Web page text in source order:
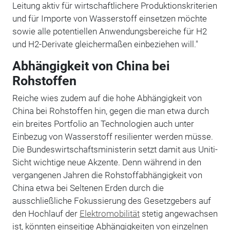
Leitung aktiv für wirtschaftlichere Produktionskriterien
und für Importe von Wasserstoff einsetzen möchte
sowie alle potentiellen Anwendungsbereiche für H2
und H2-Derivate gleichermaßen einbeziehen will."
Abhängigkeit von China bei
Rohstoffen
Reiche wies zudem auf die hohe Abhängigkeit von
China bei Rohstoffen hin, gegen die man etwa durch
ein breites Portfolio an Technologien auch unter
Einbezug von Wasserstoff resilienter werden müsse.
Die Bundeswirtschaftsministerin setzt damit aus Uniti-
Sicht wichtige neue Akzente. Denn während in den
vergangenen Jahren die Rohstoffabhängigkeit von
China etwa bei Seltenen Erden durch die
ausschließliche Fokussierung des Gesetzgebers auf
den Hochlauf der Elektromobilitätstetig angewachsen
ist, könnten einseitige Abhängigkeiten von einzelnen